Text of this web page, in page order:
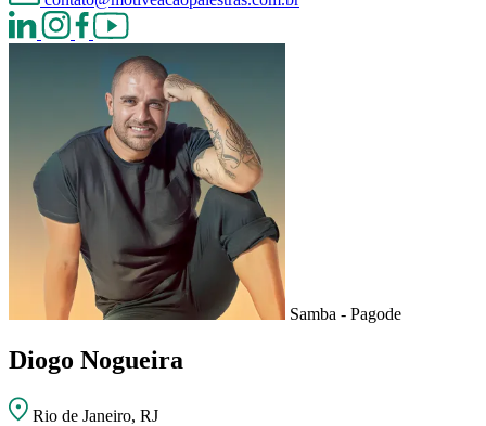
Samba - Pagode
Diogo Nogueira
Rio de Janeiro, RJ